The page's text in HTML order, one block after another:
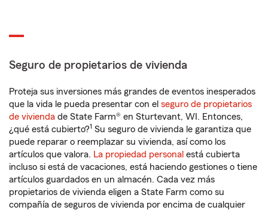
Seguro de propietarios de vivienda
Proteja sus inversiones más grandes de eventos inesperados
que la vida le pueda presentar con el seguro de propietarios
de vivienda de State Farm® en Sturtevant, WI. Entonces,
¿qué está cubierto?1 Su seguro de vivienda le garantiza que
puede reparar o reemplazar su vivienda, así como los
artículos que valora. La propiedad personal está cubierta
incluso si está de vacaciones, está haciendo gestiones o tiene
artículos guardados en un almacén. Cada vez más
propietarios de vivienda eligen a State Farm como su
compañía de seguros de vivienda por encima de cualquier